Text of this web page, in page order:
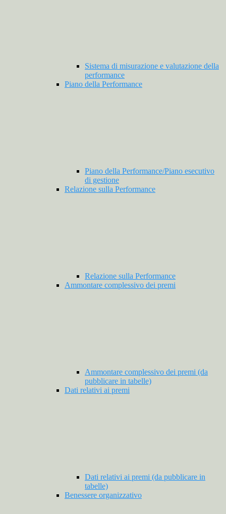
Sistema di misurazione e valutazione della
performance
Piano della Performance
Piano della Performance/Piano esecutivo
di gestione
Relazione sulla Performance
Relazione sulla Performance
Ammontare complessivo dei premi
Ammontare complessivo dei premi (da
pubblicare in tabelle)
Dati relativi ai premi
Dati relativi ai premi (da pubblicare in
tabelle)
Benessere organizzativo